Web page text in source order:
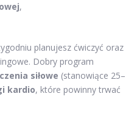
,
planujesz ćwiczyć oraz
Dobry program
siłowe (stanowiące 25–
kardio, które powinny trwać